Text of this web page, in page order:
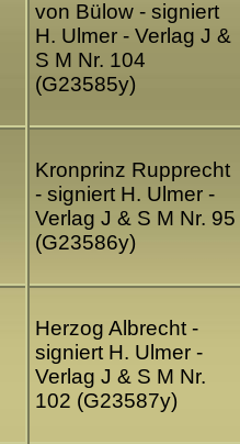
von Bülow - signiert
H. Ulmer - Verlag J &
S M Nr. 104
(G23585y)
Kronprinz Rupprecht
- signiert H. Ulmer -
Verlag J & S M Nr. 95
(G23586y)
Herzog Albrecht -
signiert H. Ulmer -
Verlag J & S M Nr.
102 (G23587y)